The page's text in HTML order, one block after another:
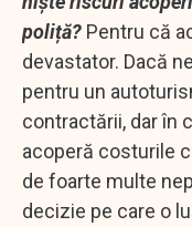
poliță? Pentru că
devastator. Dacă
pentru un
contractării, dar în
acoperă costurile
de foarte multe
decizie pe care o